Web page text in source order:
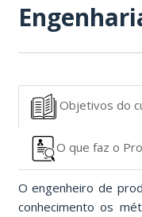
Objetivos do
O que faz o
O engenheiro de
conhecimento os